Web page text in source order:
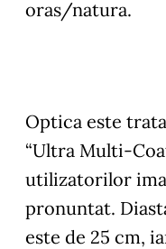
oras/natura.
Optica este
“Ultra Multi-
utilizatorilor
pronuntat.
este de 25 cm,